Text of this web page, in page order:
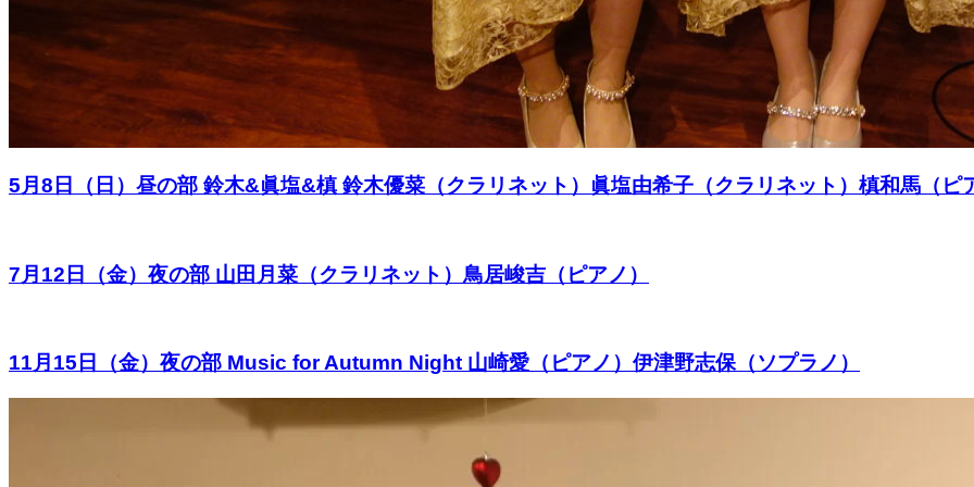
5月8日（日）昼の部 鈴木&眞塩&槙 鈴木優菜（クラリネット）眞塩由希子（クラリネット）槙和馬（ピ
7月12日（金）夜の部 山田月菜（クラリネット）鳥居峻吉（ピアノ）
11月15日（金）夜の部 Music for Autumn Night 山崎愛（ピアノ）伊津野志保（ソプラノ）